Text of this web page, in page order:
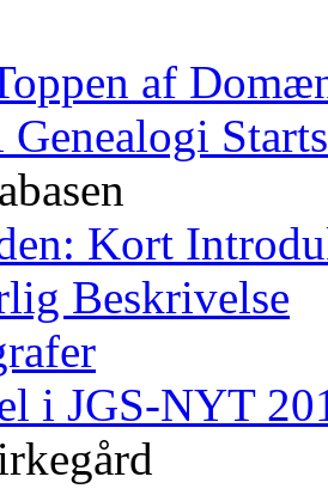
af
Genealogi
Kort
Beskrivelse
i JGS-NYT